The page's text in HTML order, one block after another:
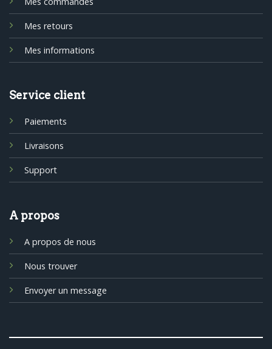
Mes retours
Mes informations
Service client
Paiements
Livraisons
Support
A propos
A propos de nous
Nous trouver
Envoyer un message